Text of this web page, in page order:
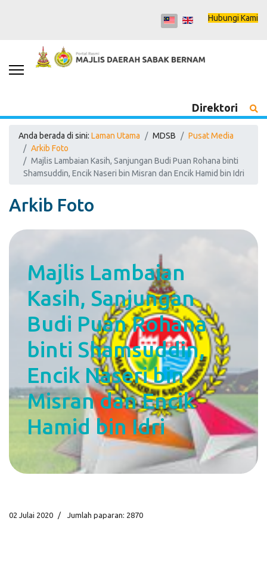
Hubungi Kami
Direktori
Anda berada di sini: Laman Utama MDSB
Pusat Media
Arkib Foto
Majlis Lambaian Kasih, Sanjungan Budi Puan Rohana binti
Shamsuddin, Encik Naseri bin Misran dan Encik Hamid bin Idri
Arkib Foto
Majlis Lambaian
Kasih, Sanjungan
Budi Puan Rohana
binti Shamsuddin,
Encik Naseri bin
Misran dan Encik
Hamid bin Idri
02 Julai 2020 Jumlah paparan: 2870